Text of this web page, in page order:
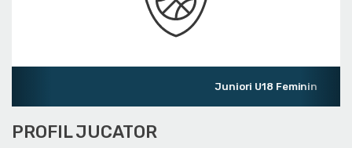
Juniori U18 Feminin
PROFIL JUCATOR